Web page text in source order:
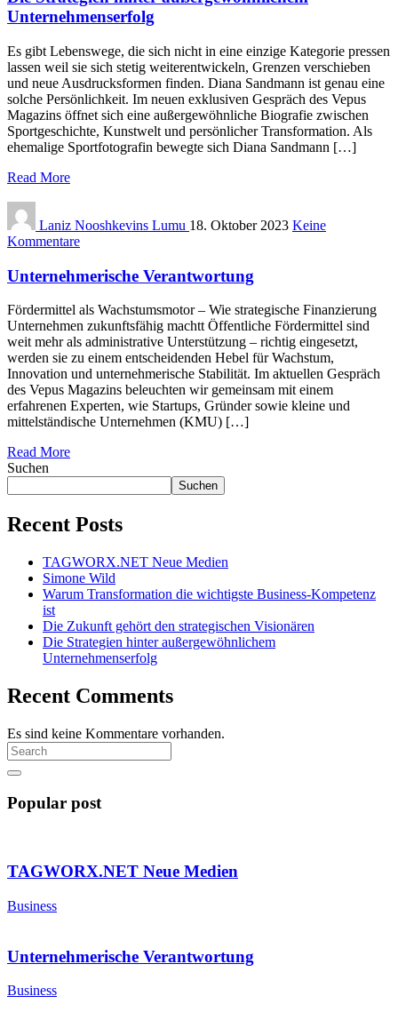
Unternehmenserfolg
Es gibt Lebenswege, die sich nicht in eine einzige Kategorie pressen
lassen weil sie sich stetig weiterentwickeln, Grenzen verschieben
und neue Ausdrucksformen finden. Diana Sandmann ist genau eine
solche Persönlichkeit. Im neuen exklusiven Gespräch des Vepus
Magazins öffnet sich eine außergewöhnliche Biografie zwischen
Sportgeschichte, Kunstwelt und persönlicher Transformation. Als
ehemalige Sportfotografin bewegte sich Diana Sandmann […]
Read More
Laniz Nooshkevins Lumu 18. Oktober 2023 Keine
Kommentare
Unternehmerische Verantwortung
Fördermittel als Wachstumsmotor – Wie strategische Finanzierung
Unternehmen zukunftsfähig machtt Öffentliche Fördermittel sind
weit mehr als administrative Unterstützung – richtig eingesetzt,
werden sie zu einem entscheidenden Hebel für Wachstum,
Innovation und unternehmerische Stabilität. Im aktuellen Gespräch
des Vepus Magazins beleuchten wir gemeinsam mit einem
erfahrenen Experten, wie Startups, Gründer sowie kleine und
mittelständische Unternehmen (KMU) […]
Read More
Suchen
Suchen
Recent Posts
TAGWORX.NET Neue Medien
Simone Wild
Warum Transformation die wichtigste Business-Kompetenz
ist
Die Zukunft gehört den strategischen Visionären
Die Strategien hinter außergewöhnlichem
Unternehmenserfolg
Recent Comments
Es sind keine Kommentare vorhanden.
Popular post
TAGWORX.NET Neue Medien
Business
Unternehmerische Verantwortung
Business